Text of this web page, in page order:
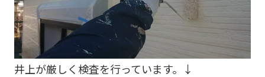
井上が厳しく検査を行っています。↓